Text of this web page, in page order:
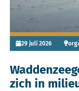
zich in
29 juli 2026